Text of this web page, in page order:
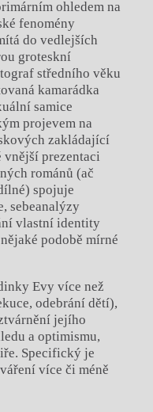
ohledem na
fenomény
do vedlejších
groteskní
středního věku
kamarádka
samice
projevem na
zakládající
vnější prezentaci
románů (ač
spojuje
sebeanalýzy
vlastní identity
podobě mírné
Evy více než
odebrání dětí),
jejího
a optimismu,
Specifický je
více či méně